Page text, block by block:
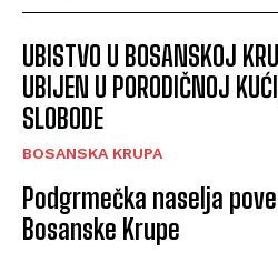
UBISTVO U BOSANSKOJ
UBIJEN U PORODIČNOJ
SLOBODE
BOSANSKA KRUPA
Podgrmečka naselja
Bosanske Krupe